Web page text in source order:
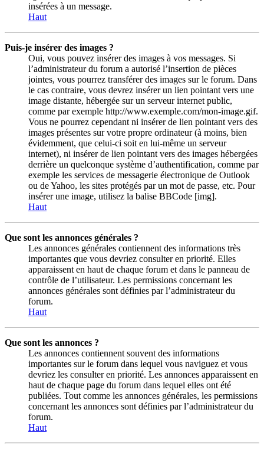
insérées à un message.
Haut
Puis-je insérer des images ?
Oui, vous pouvez insérer des images à vos messages. Si
l’administrateur du forum a autorisé l’insertion de pièces
jointes, vous pourrez transférer des images sur le forum. Dans
le cas contraire, vous devrez insérer un lien pointant vers une
image distante, hébergée sur un serveur internet public,
comme par exemple http://www.exemple.com/mon-image.gif.
Vous ne pourrez cependant ni insérer de lien pointant vers des
images présentes sur votre propre ordinateur (à moins, bien
évidemment, que celui-ci soit en lui-même un serveur
internet), ni insérer de lien pointant vers des images hébergées
derrière un quelconque système d’authentification, comme par
exemple les services de messagerie électronique de Outlook
ou de Yahoo, les sites protégés par un mot de passe, etc. Pour
insérer une image, utilisez la balise BBCode [img].
Haut
Que sont les annonces générales ?
Les annonces générales contiennent des informations très
importantes que vous devriez consulter en priorité. Elles
apparaissent en haut de chaque forum et dans le panneau de
contrôle de l’utilisateur. Les permissions concernant les
annonces générales sont définies par l’administrateur du
forum.
Haut
Que sont les annonces ?
Les annonces contiennent souvent des informations
importantes sur le forum dans lequel vous naviguez et vous
devriez les consulter en priorité. Les annonces apparaissent en
haut de chaque page du forum dans lequel elles ont été
publiées. Tout comme les annonces générales, les permissions
concernant les annonces sont définies par l’administrateur du
forum.
Haut